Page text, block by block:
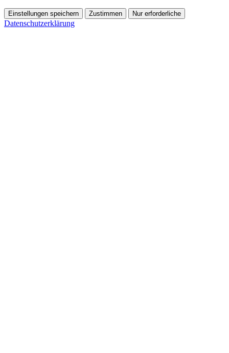
Einstellungen speichern Zustimmen Nur erforderliche
Datenschutzerklärung